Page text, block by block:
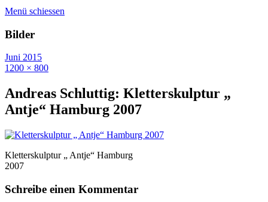
Menü schiessen
Bilder
Juni 2015
1200 × 800
Andreas Schluttig: Kletterskulptur „
Antje“ Hamburg 2007
Kletterskulptur „ Antje“ Hamburg
2007
Schreibe einen Kommentar